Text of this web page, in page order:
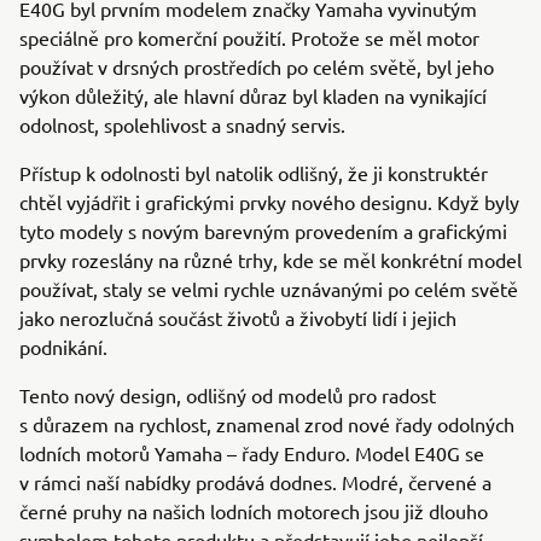
E40G byl prvním modelem značky Yamaha vyvinutým
speciálně pro komerční použití. Protože se měl motor
používat v drsných prostředích po celém světě, byl jeho
výkon důležitý, ale hlavní důraz byl kladen na vynikající
odolnost, spolehlivost a snadný servis.
Přístup k odolnosti byl natolik odlišný, že ji konstruktér
chtěl vyjádřit i grafickými prvky nového designu. Když byly
tyto modely s novým barevným provedením a grafickými
prvky rozeslány na různé trhy, kde se měl konkrétní model
používat, staly se velmi rychle uznávanými po celém světě
jako nerozlučná součást životů a živobytí lidí i jejich
podnikání.
Tento nový design, odlišný od modelů pro radost
s důrazem na rychlost, znamenal zrod nové řady odolných
lodních motorů Yamaha – řady Enduro. Model E40G se
v rámci naší nabídky prodává dodnes. Modré, červené a
černé pruhy na našich lodních motorech jsou již dlouho